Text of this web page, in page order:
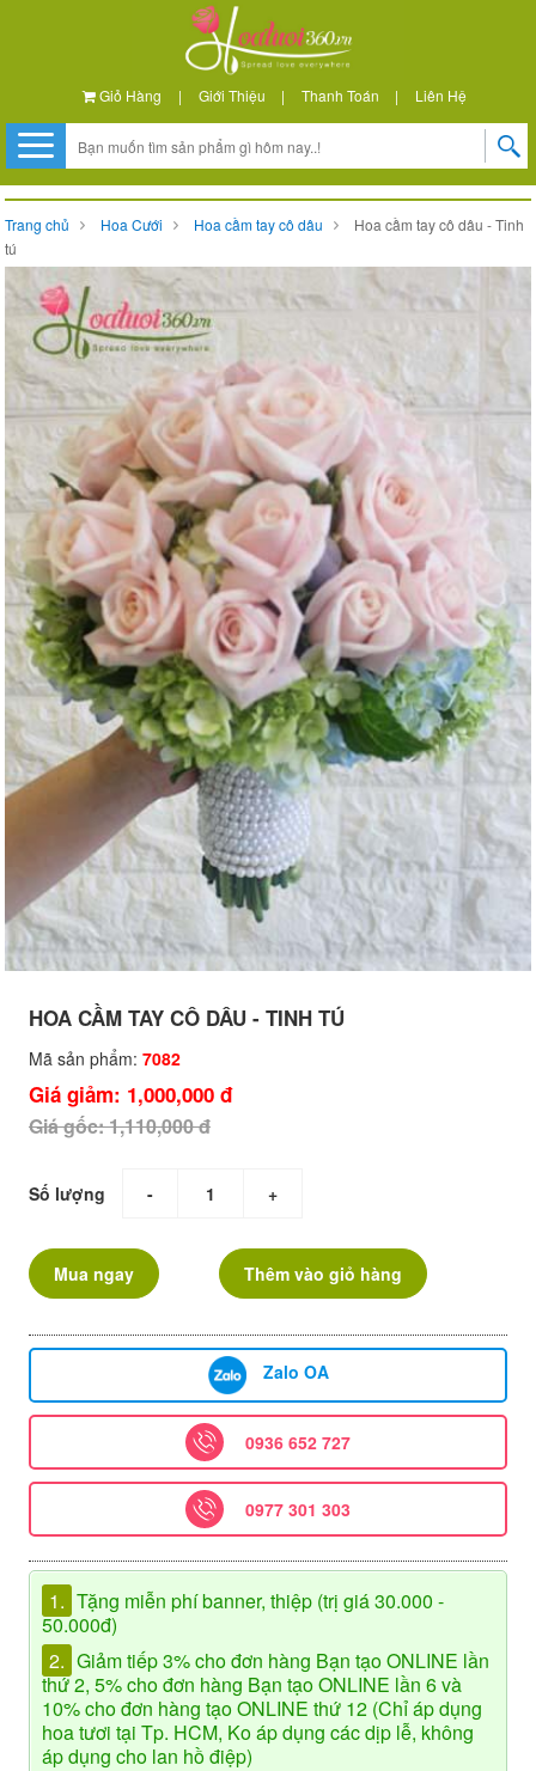
Giỏ Hàng | Giới Thiệu | Thanh Toán | Liên Hệ
Trang chủ Hoa Cưới Hoa cầm tay cô dâu
Hoa cầm tay cô dâu - Tinh
tú
HOA CẦM TAY CÔ DÂU - TINH TÚ
Mã sản phẩm: 7082
Giá giảm: 1,000,000 đ
Giá gốc: 1,110,000 đ
Số lượng - +
Mua ngay Thêm vào giỏ hàng
Zalo OA
0936 652 727
0977 301 303
1. Tặng miễn phí banner, thiệp (trị giá 30.000 -
50.000đ)
2. Giảm tiếp 3% cho đơn hàng Bạn tạo ONLINE lần
thứ 2, 5% cho đơn hàng Bạn tạo ONLINE lần 6 và
10% cho đơn hàng tạo ONLINE thứ 12 (Chỉ áp dụng
hoa tươi tại Tp. HCM, Ko áp dụng các dịp lễ, không
áp dụng cho lan hồ điệp)